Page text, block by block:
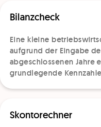
Bilanzcheck
Eine kleine
aufgrund der Eingabe
abgeschlossenen Jahre
grundlegende
Skontorechner